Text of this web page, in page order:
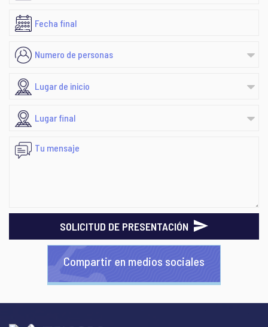
SOLICITUD DE PRESENTACIÓN
Compartir en medios sociales